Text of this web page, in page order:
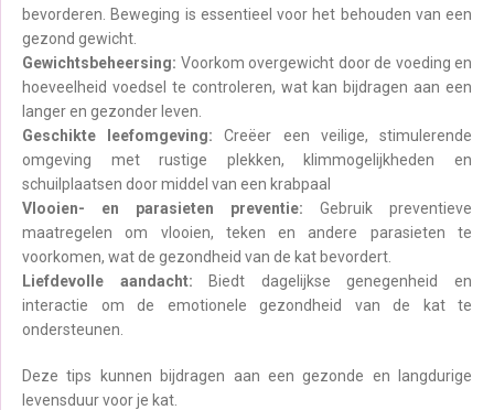
bevorderen. Beweging is essentieel voor het behouden van een
gezond gewicht.
Gewichtsbeheersing: Voorkom overgewicht door de voeding en
hoeveelheid voedsel te controleren, wat kan bijdragen aan een
langer en gezonder leven.
Geschikte leefomgeving: Creëer een veilige, stimulerende
omgeving met rustige plekken, klimmogelijkheden en
schuilplaatsen door middel van een krabpaal
Vlooien- en parasieten preventie: Gebruik preventieve
maatregelen om vlooien, teken en andere parasieten te
voorkomen, wat de gezondheid van de kat bevordert.
Liefdevolle aandacht:
Biedt dagelijkse genegenheid en
interactie om de emotionele gezondheid van de kat te
ondersteunen.
Deze tips kunnen bijdragen aan een gezonde en langdurige
levensduur voor je kat.